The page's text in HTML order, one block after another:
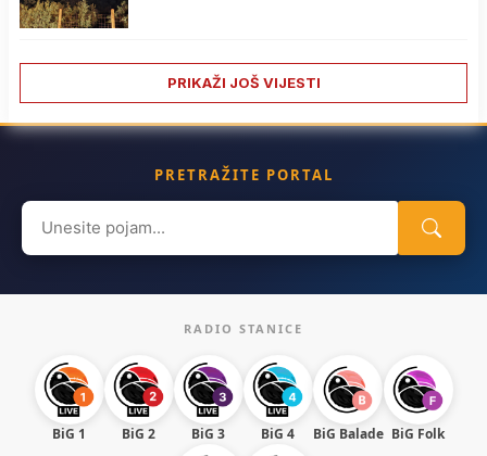
PRIKAŽI JOŠ VIJESTI
PRETRAŽITE PORTAL
Search
for:
RADIO STANICE
BiG 1 BiG 2 BiG 3 BiG 4 BiG Balade BiG Folk